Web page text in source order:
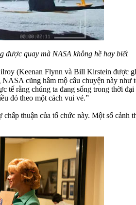
được quay mà NASA không hề hay biết
(Keenan Flynn và Bill Kirstein được
cũng hâm mộ câu chuyện này như
tế rằng chúng ta đang sống trong thời
đó theo một cách vui vẻ.”
thuận của tổ chức này. Một số cảnh